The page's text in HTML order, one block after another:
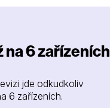
6 zařízeních
jde odkudkoliv
6 zařízeních.